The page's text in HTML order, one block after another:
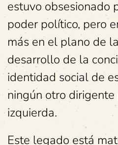
estuvo obsesionado
poder político, pero
más en el plano de
desarrollo de la
identidad social de
ningún otro
izquierda.
Este legado está